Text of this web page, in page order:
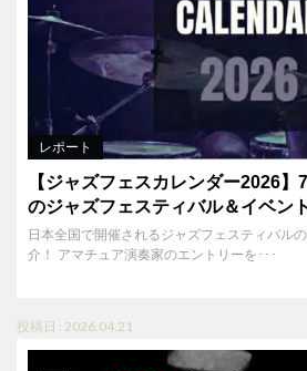
レポート
【ジャズフェスカレンダー2026
のジャズフェスティバル＆イベント
日本全国で開催されるジャズフェスティバル
介！ アマチュア演奏家のエントリーを･･･
投稿日 : 2026.04.21